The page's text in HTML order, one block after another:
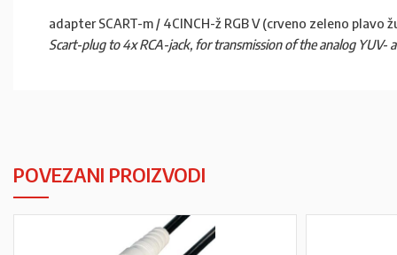
adapter SCART-m / 4CINCH-ž RGB V (crveno zeleno plavo
Scart-plug to 4x RCA-jack, for transmission of the analog YUV-
POVEZANI PROIZVODI